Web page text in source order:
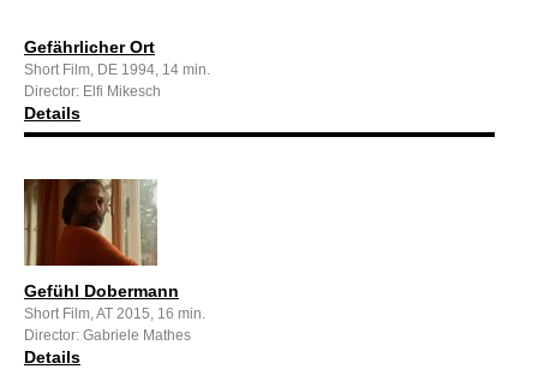
Gefährlicher Ort
Short Film, DE 1994, 14 min.
Director: Elfi Mikesch
Details
Gefühl Dobermann
Short Film, AT 2015, 16 min.
Director: Gabriele Mathes
Details